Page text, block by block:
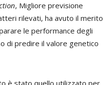
, Migliore previsione
rilevati, ha avuto il merito
le performance degli
di predire il valore genetico
è stato quello utilizzato per